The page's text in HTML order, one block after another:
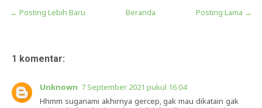
← Posting Lebih Baru Posting Lama →
Beranda
1 komentar:
Unknown 7 September 2021 pukul 16.04
Hhmm suganami akhirnya gercep, gak mau dikatain gak